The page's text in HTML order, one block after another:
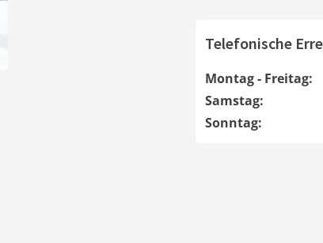
Telefonische
Montag - Freitag:
Samstag:
Sonntag: